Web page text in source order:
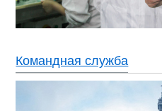
Командная служба